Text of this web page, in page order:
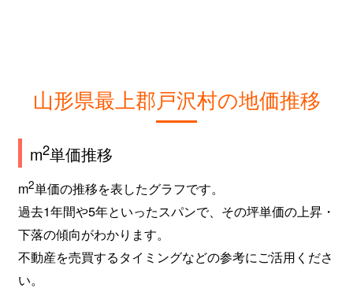
山形県最上郡戸沢村の地価推移
m2単価推移
m2単価の推移を表したグラフです。
過去1年間や5年といったスパンで、その坪単価の上昇・
下落の傾向がわかります。
不動産を売買するタイミングなどの参考にご活用くださ
い。